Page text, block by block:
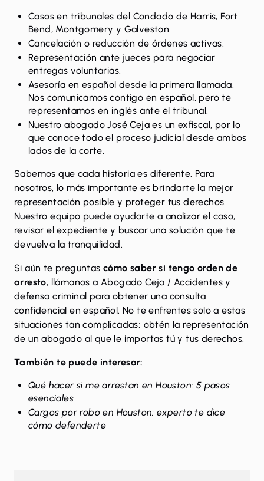
Casos en tribunales del Condado de Harris, Fort
Bend, Montgomery y Galveston.
Cancelación o reducción de órdenes activas.
Representación ante jueces para negociar
entregas voluntarias.
Asesoría en español desde la primera llamada.
Nos comunicamos contigo en español, pero te
representamos en inglés ante el tribunal.
Nuestro abogado José Ceja es un exfiscal, por lo
que conoce todo el proceso judicial desde ambos
lados de la corte.
Sabemos que cada historia es diferente. Para
nosotros, lo más importante es brindarte la mejor
representación posible y proteger tus derechos.
Nuestro equipo puede ayudarte a analizar el caso,
revisar el expediente y buscar una solución que te
devuelva la tranquilidad.
Si aún te preguntas cómo saber si tengo orden de
arresto, llámanos aAbogado Ceja / Accidentes y
defensa criminal para obtener una consulta
confidencial en español. No te enfrentes solo a estas
situaciones tan complicadas; obtén la representación
de un abogado al que le importas tú y tus derechos.
También te puede interesar:
Qué hacer si me arrestan en Houston: 5 pasos
esenciales
Cargos por robo en Houston: experto te dice
cómo defenderte